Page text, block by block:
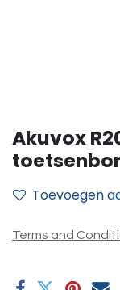
Akuvox
Toevoegen
Terms and